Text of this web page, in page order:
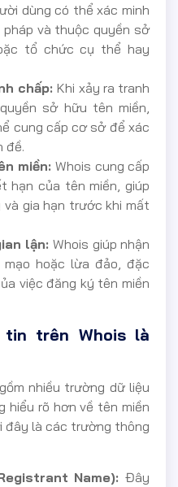
dùng có thể xác minh
và thuộc quyền sở
tổ chức cụ thể hay
chấp:Khi xảy ra tranh
sở hữu tên miền,
cung cấp cơ sở để xác
đề.
miền:Whois cung cấp
hạn của tên miền, giúp
gia hạn trước khi mất
lận:Whois giúp nhận
hoặc lừa đảo, đặc
việc đăng ký tên miền
trên Whois là
nhiều trường dữ liệu
hiểu rõ hơn về tên miền
đây là các trường thông
Name): Đây